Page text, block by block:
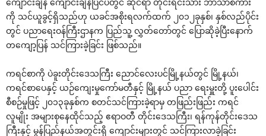
‌ကျောင်းချိန် ‌ကျောင်းချိန်ပြင်ပတွင် ဆိုင်ရာ တိုင်းရင်းသား ဘာသာစကား
ကို သင်ယူခွင့်ရှိသည်ဟု ယခင်အစိုးရလက်ထက် ၂၀၁၂ခုနှစ်၊ နှစ်လည်ပိုင်း
တွင် ပညာ‌ရေးဝန်ကြီးဌာနက ပြည်သူ့ လွှတ်‌တော်တွင် ‌ပြောဆိုခဲ့ပြီး‌နောက်
တ‌ကျော့ပြန် သင်ကြားခဲ့ခြင်း ဖြစ်သည်။
ကရင်စာကို ပဲခူးတိုင်း‌ဒေသကြီး ‌ညောင်‌လေးပင်မြို့နယ်တွင် မြို့နယ်၊
ကရင်စာ‌ပေနှင့် ယဉ်‌ကျေးမှု‌ကော်မတီနှင့် မြို့နယ် ပညာ ‌ရေးမှူးတို့ ပူး‌ပေါင်း
စီစဉ်မှုဖြင့် ၂၀၁၃ခုနှစ်က စတင်သင်ကြားခဲ့ရာမှ တဖြည်းဖြည်း ကရင်
လူမျိုး အများစု‌နေထိုင်သည့် ဧရာဝတီ တိုင်း‌ဒေသကြီး၊ ရန်ကုန်တိုင်း‌ဒေသ
ကြီးနှင့် မွန်ပြည်နယ်အတွင်းရှိ ‌ကျောင်းများတွင် သင်ကြားလာခဲ့ခြင်း